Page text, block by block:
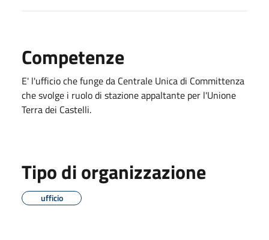
Competenze
E' l'ufficio che funge da Centrale Unica di Committenza
che svolge i ruolo di stazione appaltante per l'Unione
Terra dei Castelli.
Tipo di organizzazione
ufficio